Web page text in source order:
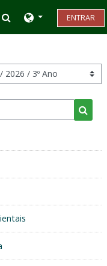
Alternar entrada
ENTRAR